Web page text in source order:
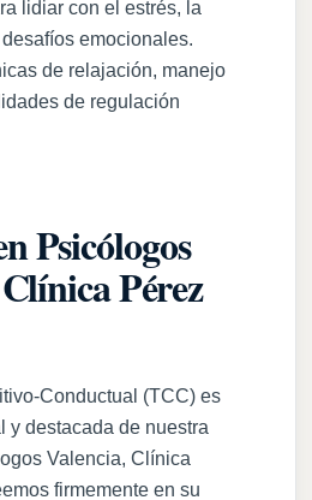
lidiar con el estrés, la
emocionales.
de relajación, manejo
de regulación
Psicólogos
Pérez
Conductual (TCC) es
y destacada de nuestra
Valencia, Clínica
firmemente en su